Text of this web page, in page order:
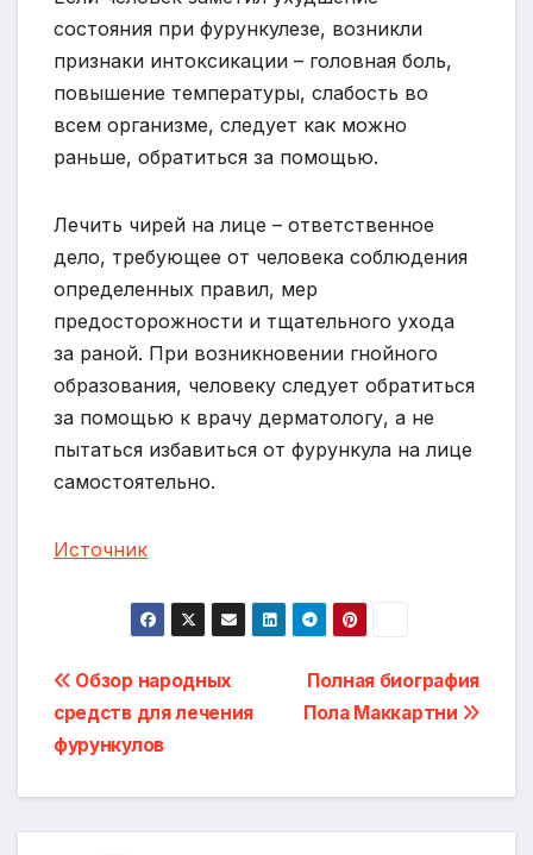
состояния при фурункулезе, возникли
признаки интоксикации – головная боль,
повышение температуры, слабость во
всем организме, следует как можно
раньше, обратиться за помощью.
Лечить чирей на лице – ответственное
дело, требующее от человека соблюдения
определенных правил, мер
предосторожности и тщательного ухода
за раной. При возникновении гнойного
образования, человеку следует обратиться
за помощью к врачу дерматологу, а не
пытаться избавиться от фурункула на лице
самостоятельно.
Источник
Навигация
по
записям
Полная биография
Пола Маккартни
Обзор народных
средств для лечения
фурункулов